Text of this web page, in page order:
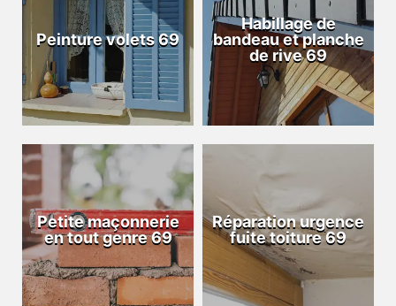
Peinture volets 69
Habillage de
bandeau et planche
de rive 69
Petite maçonnerie
en tout genre 69
Réparation urgence
fuite toiture 69